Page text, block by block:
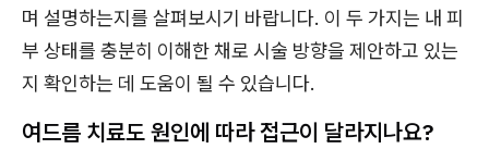
며 설명하는지를 살펴보시기 바랍니다. 이 두 가지는 내 피
부 상태를 충분히 이해한 채로 시술 방향을 제안하고 있는
지 확인하는 데 도움이 될 수 있습니다.
여드름 치료도 원인에 따라 접근이 달라지나요?